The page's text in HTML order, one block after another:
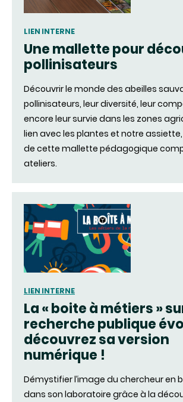
LIEN INTERNE
Une mallette pour
pollinisateurs
Découvrir le monde des abeilles
pollinisateurs, leur diversité, leur
encore leur survie dans les zones
lien avec les plantes et notre assiette,
de cette mallette pédagogique
ateliers.
LIEN INTERNE
La « boite à métiers »
recherche publique
découvrez sa version
numérique !
Démystifier l’image du chercheur en
dans son laboratoire grâce à la